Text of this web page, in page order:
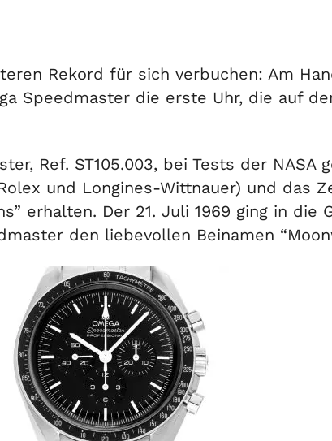
Rekord für sich verbuchen: Am
Speedmaster die erste Uhr, die auf
Ref. ST105.003, bei Tests der NASA
und Longines-Wittnauer) und das
erhalten. Der 21. Juli 1969 ging in die
den liebevollen Beinamen